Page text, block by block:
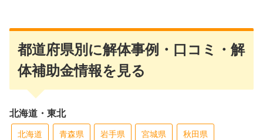
都道府県別に解体事例・口コミ・解
体補助金情報を見る
北海道・東北
北海道 青森県 岩手県 宮城県 秋田県